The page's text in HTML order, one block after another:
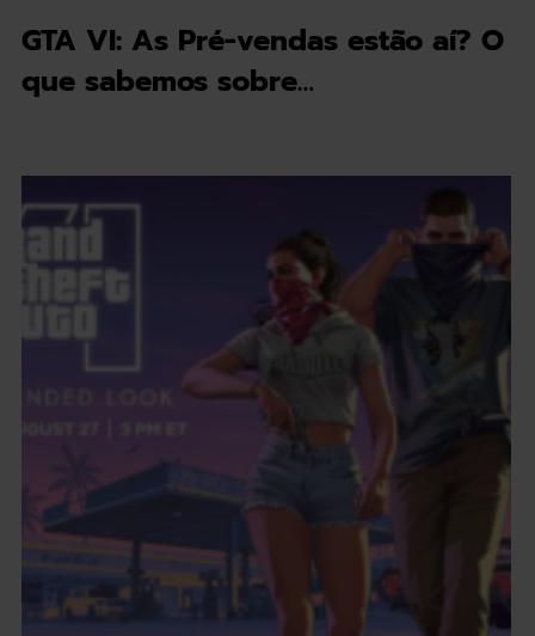
GTA VI: As Pré-vendas estão aí? O
que sabemos sobre…